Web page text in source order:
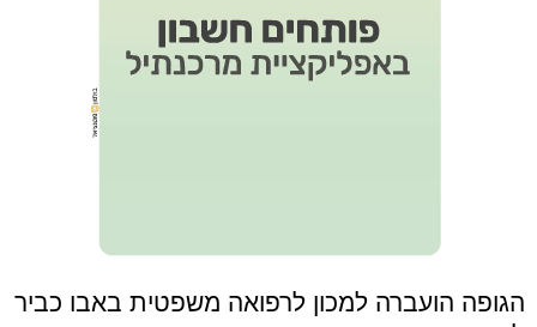
הגופה הועברה למכון לרפואה משפטית באבו כביר